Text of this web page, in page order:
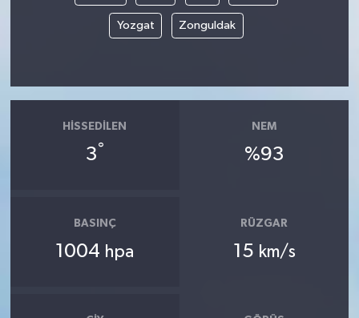
Yozgat Zonguldak
HISSEDILEN
3°
NEM
%93
BASINÇ
1004 hpa
RÜZGAR
15 km/s